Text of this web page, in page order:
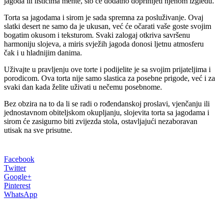
Torta sa jagodama i sirom je sada spremna za posluživanje. Ovaj
slatki desert ne samo da je ukusan, već će očarati vaše goste svojim
bogatim okusom i teksturom. Svaki zalogaj otkriva savršenu
harmoniju slojeva, a miris svježih jagoda donosi ljetnu atmosferu
čak i u hladnijim danima.
Uživajte u pravljenju ove torte i podijelite je sa svojim prijateljima i
porodicom. Ova torta nije samo slastica za posebne prigode, već i za
svaki dan kada želite uživati u nečemu posebnome.
Bez obzira na to da li se radi o rođendanskoj proslavi, vjenčanju ili
jednostavnom obiteljskom okupljanju, slojevita torta sa jagodama i
sirom će zasigurno biti zvijezda stola, ostavljajući nezaboravan
utisak na sve prisutne.
Facebook
Twitter
Google+
Pinterest
WhatsApp